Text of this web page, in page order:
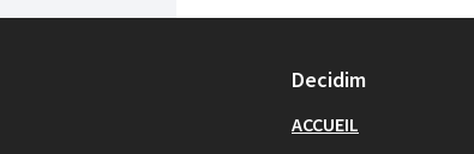
Decidim
ACCUEIL